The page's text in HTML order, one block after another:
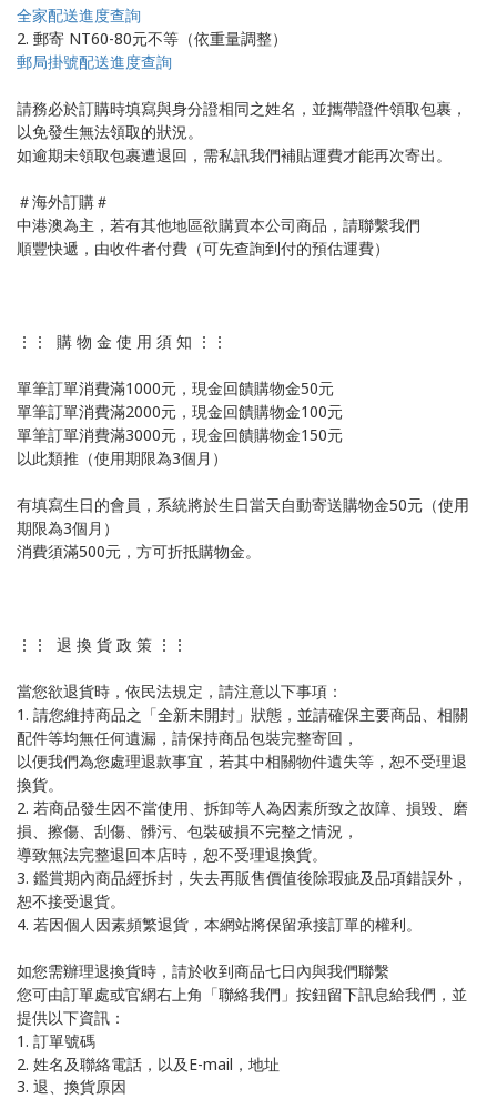
全家配送進度查詢
2. 郵寄 NT60-80元不等（依重量調整）
郵局掛號配送進度查詢
請務必於訂購時填寫與身分證相同之姓名，並攜帶證件領取包裹，
以免發生無法領取的狀況。
如逾期未領取包裹遭退回，需私訊我們補貼運費才能再次寄出。
＃海外訂購＃
中港澳為主，若有其他地區欲購買本公司商品，請聯繫我們
順豐快遞，由收件者付費（可先查詢到付的預估運費）
⋮⋮ 購 物 金 使 用 須 知 ⋮⋮
單筆訂單消費滿1000元，現金回饋購物金50元
單筆訂單消費滿2000元，現金回饋購物金100元
單筆訂單消費滿3000元，現金回饋購物金150元
以此類推（使用期限為3個月）
有填寫生日的會員，系統將於生日當天自動寄送購物金50元（使用
期限為3個月）
消費須滿500元，方可折抵購物金。
⋮⋮ 退 換 貨 政 策 ⋮⋮
當您欲退貨時，依民法規定，請注意以下事項：
1. 請您維持商品之「全新未開封」狀態，並請確保主要商品、相關
配件等均無任何遺漏，請保持商品包裝完整寄回，
以便我們為您處理退款事宜，若其中相關物件遺失等，恕不受理退
換貨。
2. 若商品發生因不當使用、拆卸等人為因素所致之故障、損毀、磨
損、擦傷、刮傷、髒污、包裝破損不完整之情況，
導致無法完整退回本店時，恕不受理退換貨。
3. 鑑賞期內商品經拆封，失去再販售價值後除瑕疵及品項錯誤外，
恕不接受退貨。
4. 若因個人因素頻繁退貨，本網站將保留承接訂單的權利。
如您需辦理退換貨時，請於收到商品七日內與我們聯繫
您可由訂單處或官網右上角「聯絡我們」按鈕留下訊息給我們，並
提供以下資訊：
1. 訂單號碼
2. 姓名及聯絡電話，以及E-mail，地址
3. 退、換貨原因